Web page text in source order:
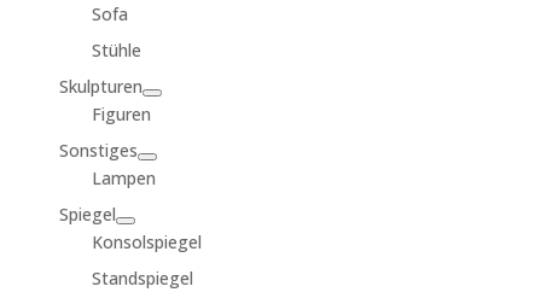
Sofa
Stühle
Skulpturen
Figuren
Sonstiges
Lampen
Spiegel
Konsolspiegel
Standspiegel